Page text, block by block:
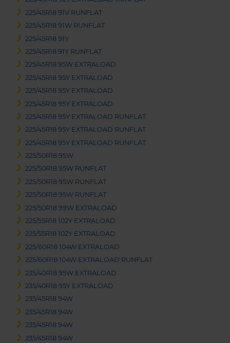
225/45R18 91V RUNFLAT
225/45R18 91W RUNFLAT
225/45R18 91Y
225/45R18 91Y RUNFLAT
225/45R18 95W EXTRALOAD
225/45R18 95Y EXTRALOAD
225/45R18 95Y EXTRALOAD
225/45R18 95Y EXTRALOAD
225/45R18 95Y EXTRALOAD RUNFLAT
225/45R18 95Y EXTRALOAD RUNFLAT
225/45R18 95Y EXTRALOAD RUNFLAT
225/50R18 95W
225/50R18 95W RUNFLAT
225/50R18 95W RUNFLAT
225/50R18 95W RUNFLAT
225/50R18 99W EXTRALOAD
225/55R18 102Y EXTRALOAD
225/55R18 102Y EXTRALOAD
225/60R18 104W EXTRALOAD
225/60R18 104W EXTRALOAD RUNFLAT
235/40R18 95W EXTRALOAD
235/40R18 95Y EXTRALOAD
235/45R18 94W
235/45R18 94W
235/45R18 94W
235/45R18 94W